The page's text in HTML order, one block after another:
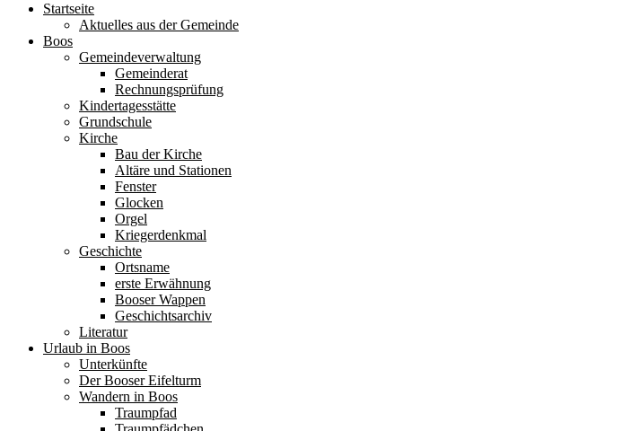
Startseite
Aktuelles aus der Gemeinde
Boos
Gemeindeverwaltung
Gemeinderat
Rechnungsprüfung
Kindertagesstätte
Grundschule
Kirche
Bau der Kirche
Altäre und Stationen
Fenster
Glocken
Orgel
Kriegerdenkmal
Geschichte
Ortsname
erste Erwähnung
Booser Wappen
Geschichtsarchiv
Literatur
Urlaub in Boos
Unterkünfte
Der Booser Eifelturm
Wandern in Boos
Traumpfad